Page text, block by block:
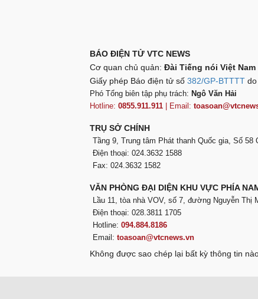
BÁO ĐIỆN TỬ VTC NEWS
Cơ quan chủ quản: Đài Tiếng nói Việt Nam
Giấy phép Báo điện tử số 382/GP-BTTTT
Phó Tổng biên tập phụ trách: Ngô Văn Hải
Hotline: 0855.911.911 | Email:
TRỤ SỞ CHÍNH
Tầng 9, Trung tâm Phát thanh Quốc gia, Số
Điện thoại: 024.3632 1588
Fax: 024.3632 1582
VĂN PHÒNG ĐẠI DIỆN KHU VỰC PHÍA
Lầu 11, tòa nhà VOV, số 7, đường Nguyễn Thị
Điện thoại: 028.3811 1705
Hotline: 094.884.8186
Email: toasoan@vtcnews.vn
Không được sao chép lại bất kỳ thông tin